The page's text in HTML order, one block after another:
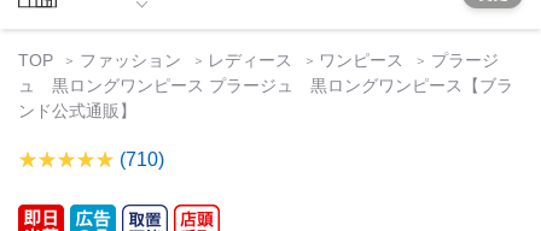
TOP ファッション レディース ワンピース
プラージ
ュ 黒ロングワンピース プラージュ 黒ロングワンピース【ブラ
ンド公式通販】
(710)